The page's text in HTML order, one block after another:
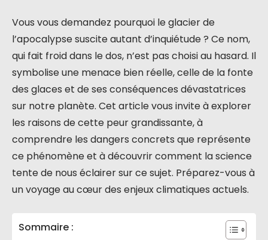
Vous vous demandez pourquoi le glacier de
l’apocalypse suscite autant d’inquiétude ? Ce nom,
qui fait froid dans le dos, n’est pas choisi au hasard. Il
symbolise une menace bien réelle, celle de la fonte
des glaces et de ses conséquences dévastatrices
sur notre planète. Cet article vous invite à explorer
les raisons de cette peur grandissante, à
comprendre les dangers concrets que représente
ce phénomène et à découvrir comment la science
tente de nous éclairer sur ce sujet. Préparez-vous à
un voyage au cœur des enjeux climatiques actuels.
Sommaire :